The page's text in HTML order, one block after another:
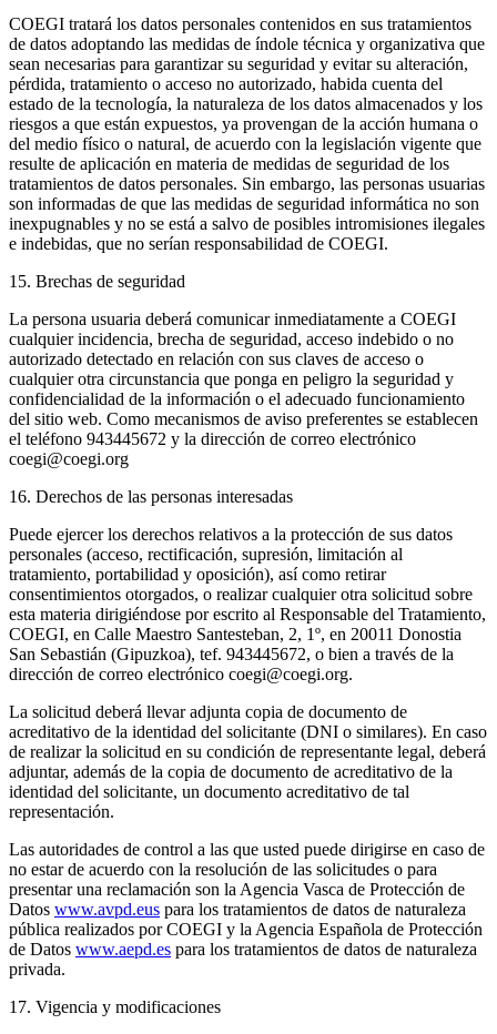
COEGI tratará los datos personales contenidos en sus tratamientos
de datos adoptando las medidas de índole técnica y organizativa que
sean necesarias para garantizar su seguridad y evitar su alteración,
pérdida, tratamiento o acceso no autorizado, habida cuenta del
estado de la tecnología, la naturaleza de los datos almacenados y los
riesgos a que están expuestos, ya provengan de la acción humana o
del medio físico o natural, de acuerdo con la legislación vigente que
resulte de aplicación en materia de medidas de seguridad de los
tratamientos de datos personales. Sin embargo, las personas usuarias
son informadas de que las medidas de seguridad informática no son
inexpugnables y no se está a salvo de posibles intromisiones ilegales
e indebidas, que no serían responsabilidad de COEGI.
15. Brechas de seguridad
La persona usuaria deberá comunicar inmediatamente a COEGI
cualquier incidencia, brecha de seguridad, acceso indebido o no
autorizado detectado en relación con sus claves de acceso o
cualquier otra circunstancia que ponga en peligro la seguridad y
confidencialidad de la información o el adecuado funcionamiento
del sitio web. Como mecanismos de aviso preferentes se establecen
el teléfono 943445672 y la dirección de correo electrónico
coegi@coegi.org
16. Derechos de las personas interesadas
Puede ejercer los derechos relativos a la protección de sus datos
personales (acceso, rectificación, supresión, limitación al
tratamiento, portabilidad y oposición), así como retirar
consentimientos otorgados, o realizar cualquier otra solicitud sobre
esta materia dirigiéndose por escrito al Responsable del Tratamiento,
COEGI, en Calle Maestro Santesteban, 2, 1º, en 20011 Donostia
San Sebastián (Gipuzkoa), tef. 943445672, o bien a través de la
dirección de correo electrónico coegi@coegi.org.
La solicitud deberá llevar adjunta copia de documento de
acreditativo de la identidad del solicitante (DNI o similares). En caso
de realizar la solicitud en su condición de representante legal, deberá
adjuntar, además de la copia de documento de acreditativo de la
identidad del solicitante, un documento acreditativo de tal
representación.
Las autoridades de control a las que usted puede dirigirse en caso de
no estar de acuerdo con la resolución de las solicitudes o para
presentar una reclamación son la Agencia Vasca de Protección de
Datos www.avpd.eus para los tratamientos de datos de naturaleza
pública realizados por COEGI y la Agencia Española de Protección
de Datos www.aepd.es para los tratamientos de datos de naturaleza
privada.
17. Vigencia y modificaciones